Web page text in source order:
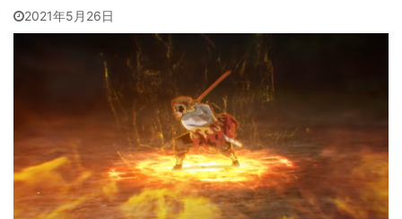
2021年5月26日